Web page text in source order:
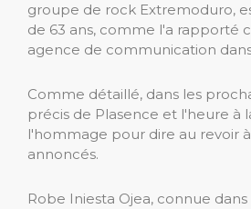
groupe de rock Extremoduro,
de 63 ans, comme l'a rapporté
agence de communication
Comme détaillé, dans les
précis de Plasence et l'heure à
l'hommage pour dire au revoir
annoncés.
Robe Iniesta Ojea, connue